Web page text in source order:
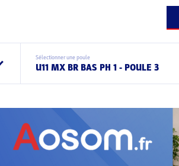
Sélectionner une poule
U11 MX BR BAS PH 1 - POULE 3